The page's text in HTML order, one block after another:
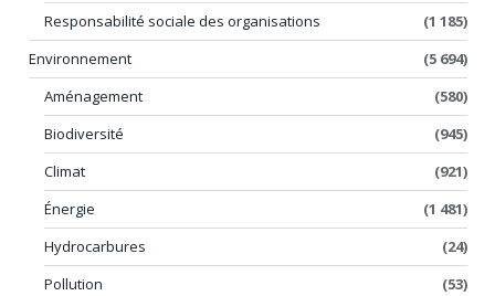
Responsabilité sociale des organisations
(1 185)
Environnement
(5 694)
Aménagement
(580)
Biodiversité
(945)
Climat
(921)
Énergie
(1 481)
Hydrocarbures
(24)
Pollution
(53)